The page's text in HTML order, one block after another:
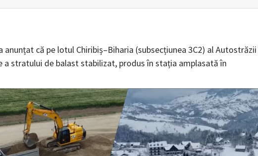
că pe lotul Chiribiș–Biharia (subsecțiunea 3C2) al Autostrăzii
a stratului de balast stabilizat, produs în stația amplasată în